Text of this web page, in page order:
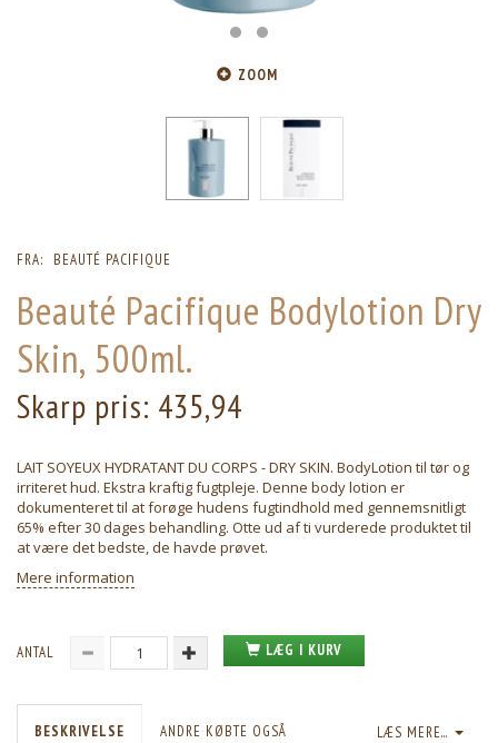
ZOOM
FRA: BEAUTÉ PACIFIQUE
Beauté Pacifique Bodylotion Dry
Skin, 500ml.
Skarp pris: 435,94
LAIT SOYEUX HYDRATANT DU CORPS - DRY SKIN. BodyLotion til tør og
irriteret hud. Ekstra kraftig fugtpleje. Denne body lotion er
dokumenteret til at forøge hudens fugtindhold med gennemsnitligt
65% efter 30 dages behandling. Otte ud af ti vurderede produktet til
at være det bedste, de havde prøvet.
Mere information
ANTAL LÆG I KURV
LÆS MERE...
BESKRIVELSE ANDRE KØBTE OGSÅ